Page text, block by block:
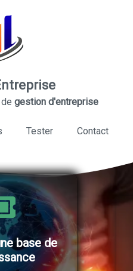
gestion d'entreprise
Tester Contact
base de